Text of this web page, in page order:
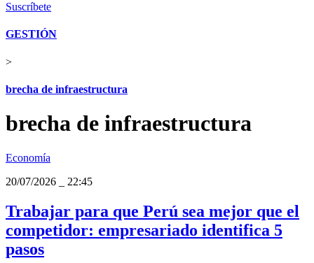
Suscríbete
GESTIÓN
>
brecha de infraestructura
brecha de infraestructura
Economía
20/07/2026
22:45
Trabajar para que Perú sea mejor que el
competidor: empresariado identifica 5
pasos